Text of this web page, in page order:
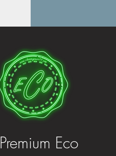
Premium Eco